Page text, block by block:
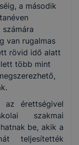
a második
van rugalmas
rövid idő alatt
több mint
az érettségivel
szakmai
be, akik a
teljesítették